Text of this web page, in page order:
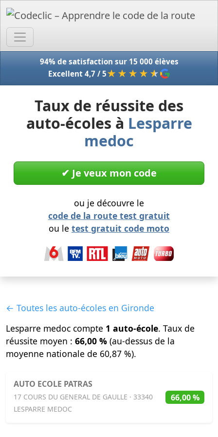
94% de satisfaction sur 15 000 élèves
Excellent 4,7 / 5★★★★ ★
Taux de réussite des
auto-écoles à Lesparre
medoc
✔︎ Je veux mon code
ou je découvre le
code de la route test gratuit
ou le test gratuit code moto
← Toutes les auto-écoles en Gironde
Lesparre medoc compte 1 auto-école. Taux de
réussite moyen : 66,00 % (au-dessus de la
moyenne nationale de 60,87 %).
AUTO ECOLE PATRAS
17 COURS DU GENERAL DE GAULLE · 33340
LESPARRE MEDOC
66,00 %